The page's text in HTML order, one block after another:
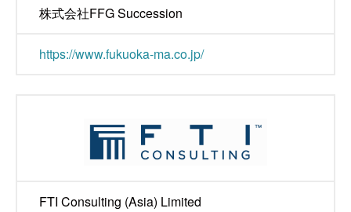
株式会社FFG Succession
https://www.fukuoka-ma.co.jp/
FTI Consulting (Asia) Limited